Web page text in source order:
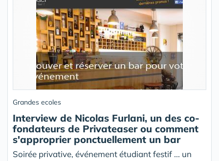
Grandes ecoles
Interview de Nicolas Furlani, un des co-
fondateurs de Privateaser ou comment
s'approprier ponctuellement un bar
Soirée privative, événement étudiant festif ... un